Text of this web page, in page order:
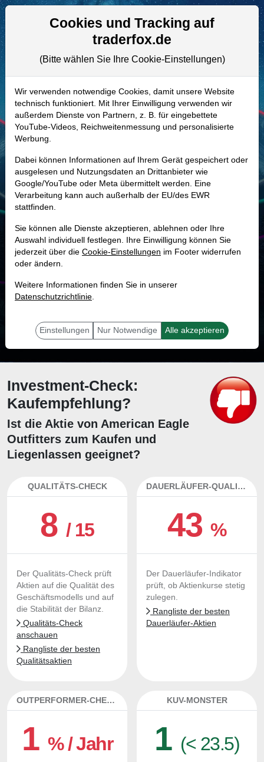
Aktien- und Artikelsuche
897113 | AEO–American Eagle
Outfitters Aktie
Realtime-Aktienkurs:
- - -
-
Marktkapitalisierung 2,97 Mrd. USD
Unternehmenswert
Umsatz 5,55 Mrd. USD
53.2 %
mit dieser Aktie erfolgreich sein.
Investment-Check:
Kaufempfehlung?
Ist die Aktie von American Eagle
Outfitters zum Kaufen und
Liegenlassen geeignet?
QUALITÄTS-CHECK
8/ 15
Der Qualitäts-Check prüft
Aktien auf die Qualität des
Geschäftsmodells und auf
die Stabilität der Bilanz.
Qualitäts-Check
anschauen
Rangliste der besten
Qualitätsaktien
DAUERLÄUFER-QUALITÄTEN
43%
Der Dauerläufer-Indikator
prüft, ob Aktienkurse stetig
zulegen.
Rangliste der besten
Dauerläufer-Aktien
OUTPERFORMER-CHECK
1 % / Jahr
KUV-MONSTER
1 (< 23.5)
Cookies und Tracking auf
traderfox.de
(Bitte wählen Sie Ihre Cookie-Einstellungen)
Wir verwenden notwendige Cookies, damit unsere Website
technisch funktioniert. Mit Ihrer Einwilligung verwenden wir
außerdem Dienste von Partnern, z. B. für eingebettete
YouTube-Videos, Reichweitenmessung und personalisierte
Werbung.
Dabei können Informationen auf Ihrem Gerät gespeichert oder
ausgelesen und Nutzungsdaten an Drittanbieter wie
Google/YouTube oder Meta übermittelt werden. Eine
Verarbeitung kann auch außerhalb der EU/des EWR
stattfinden.
Sie können alle Dienste akzeptieren, ablehnen oder Ihre
Auswahl individuell festlegen. Ihre Einwilligung können Sie
jederzeit über die Cookie-Einstellungen im Footer widerrufen
oder ändern.
Weitere Informationen finden Sie in unserer
Datenschutzrichtlinie.
Einstellungen Nur Notwendige Alle akzeptieren